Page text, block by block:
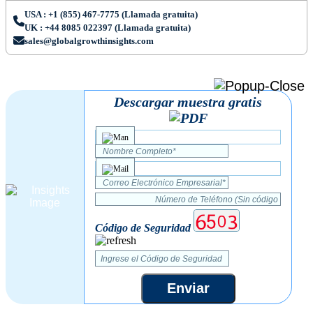
USA : +1 (855) 467-7775 (Llamada gratuita)
UK : +44 8085 022397 (Llamada gratuita)
sales@globalgrowthinsights.com
Descargar muestra gratis
Código de Seguridad
Enviar